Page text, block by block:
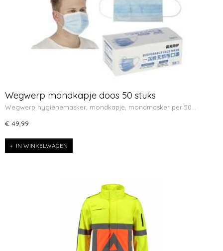
Wegwerp mondkapje doos 50 stuks
Wegwerp hygiënemasker, mondkapje, mondmasker per 50…
€ 49,99
IN WINKELWAGEN